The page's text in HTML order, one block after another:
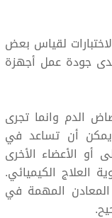
لقياس بعض
جودة عمل أجهزة
الدم وانما تجرى
يمكن أن تساعد في
أو الأعضاء الأخرى
العلاج الكيميائي.
المعادن المهمة في